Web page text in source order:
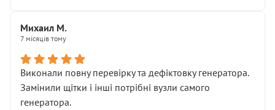
Михаил М.
7 місяців тому
Виконали повну перевірку та дефіктовку генератора.
Замінили щітки і інші потрібні вузли самого
генератора.